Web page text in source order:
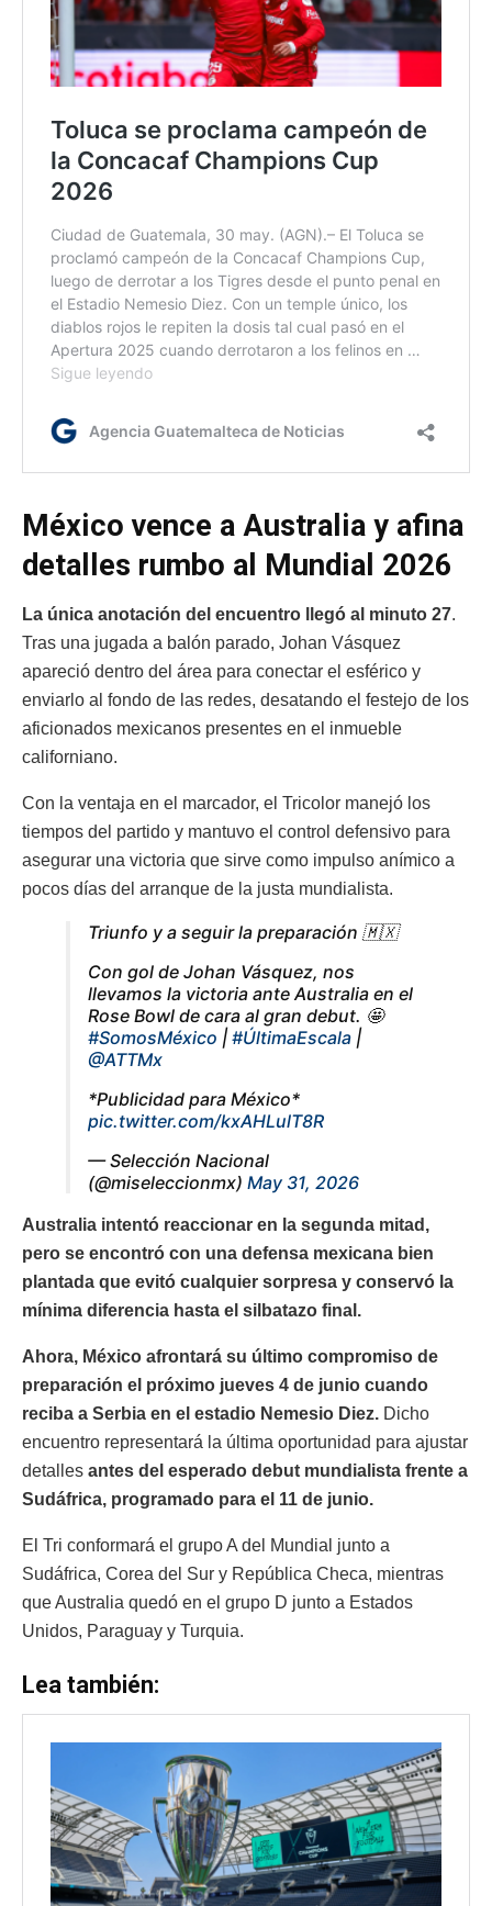
México vence a Australia y afina
detalles rumbo al Mundial 2026
La única anotación del encuentro llegó al minuto 27.
Tras una jugada a balón parado, Johan Vásquez
apareció dentro del área para conectar el esférico y
enviarlo al fondo de las redes, desatando el festejo de los
aficionados mexicanos presentes en el inmueble
californiano.
Con la ventaja en el marcador, el Tricolor manejó los
tiempos del partido y mantuvo el control defensivo para
asegurar una victoria que sirve como impulso anímico a
pocos días del arranque de la justa mundialista.
Triunfo y a seguir la preparación 🇲🇽
Con gol de Johan Vásquez, nos
llevamos la victoria ante Australia en el
Rose Bowl de cara al gran debut. 🤩
#SomosMéxico | #ÚltimaEscala |
@ATTMx
*Publicidad para México*
pic.twitter.com/kxAHLulT8R
— Selección Nacional
(@miseleccionmx) May 31, 2026
Australia intentó reaccionar en la segunda mitad,
pero se encontró con una defensa mexicana bien
plantada que evitó cualquier sorpresa y conservó la
mínima diferencia hasta el silbatazo final.
Ahora, México afrontará su último compromiso de
preparación el próximo jueves 4 de junio cuando
reciba a Serbia en el estadio Nemesio Diez. Dicho
encuentro representará la última oportunidad para ajustar
detalles antes del esperado debut mundialista frente a
Sudáfrica, programado para el 11 de junio.
El Tri conformará el grupo A del Mundial junto a
Sudáfrica, Corea del Sur y República Checa, mientras
que Australia quedó en el grupo D junto a Estados
Unidos, Paraguay y Turquia.
Lea también: